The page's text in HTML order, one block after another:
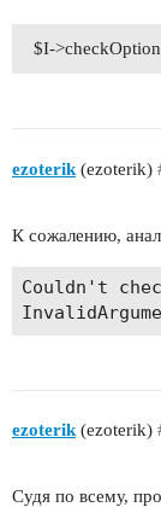
$I-
ezoterik (ezoterik)
К сожалению,
Couldn't
ezoterik (ezoterik)
Судя по всему,